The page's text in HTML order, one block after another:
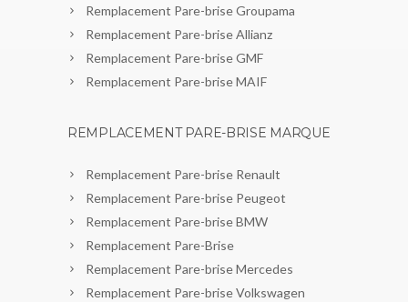
Remplacement Pare-brise Groupama
Remplacement Pare-brise Allianz
Remplacement Pare-brise GMF
Remplacement Pare-brise MAIF
REMPLACEMENT PARE-BRISE MARQUE
Remplacement Pare-brise Renault
Remplacement Pare-brise Peugeot
Remplacement Pare-brise BMW
Remplacement Pare-Brise
Remplacement Pare-brise Mercedes
Remplacement Pare-brise Volkswagen